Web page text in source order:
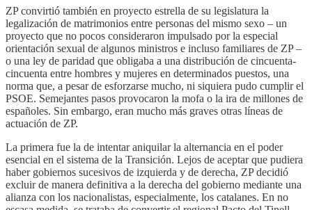
ZP convirtió también en proyecto estrella de su legislatura la
legalización de matrimonios entre personas del mismo sexo – un
proyecto que no pocos consideraron impulsado por la especial
orientación sexual de algunos ministros e incluso familiares de ZP –
o una ley de paridad que obligaba a una distribución de cincuenta-
cincuenta entre hombres y mujeres en determinados puestos, una
norma que, a pesar de esforzarse mucho, ni siquiera pudo cumplir el
PSOE. Semejantes pasos provocaron la mofa o la ira de millones de
españoles. Sin embargo, eran mucho más graves otras líneas de
actuación de ZP.
La primera fue la de intentar aniquilar la alternancia en el poder
esencial en el sistema de la Transición. Lejos de aceptar que pudiera
haber gobiernos sucesivos de izquierda y de derecha, ZP decidió
excluir de manera definitiva a la derecha del gobierno mediante una
alianza con los nacionalistas, especialmente, los catalanes. En no